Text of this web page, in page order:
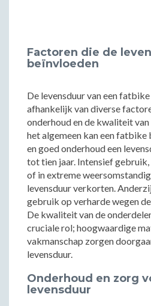
Factoren die de
beïnvloeden
De levensduur van een
afhankelijk van diverse
onderhoud en de kwaliteit
het algemeen kan een
en goed onderhoud een
tot tien jaar. Intensief
of in extreme
levensduur verkorten.
gebruik op verharde wegen
De kwaliteit van de
cruciale rol; hoogwaardige
vakmanschap zorgen
levensduur.
Onderhoud en zorg
levensduur